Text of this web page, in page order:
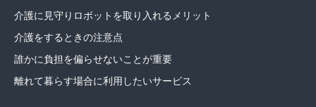
介護に見守りロボットを取り入れるメリット
介護をするときの注意点
誰かに負担を偏らせないことが重要
離れて暮らす場合に利用したいサービス